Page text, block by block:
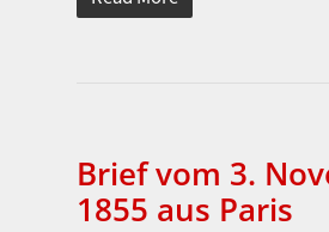
Brief vom 3.
1855 aus Paris